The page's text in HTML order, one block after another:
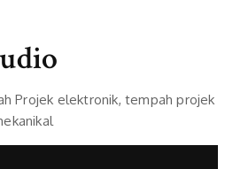
Projek elektronik, tempah projek